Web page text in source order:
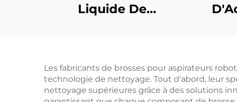
Liquide De
Accessoire Du Robot
Aspirateur Zhui Mi
Les fabricants de brosses pour aspirateurs
technologie de nettoyage. Tout d'abord, leur
nettoyage supérieures grâce à des solutions